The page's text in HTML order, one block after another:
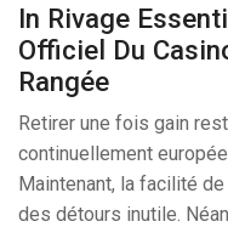
In Rivage
Officiel Du
Rangée
Retirer une fois gain
continuellement
Maintenant, la facilité de
des détours inutile.